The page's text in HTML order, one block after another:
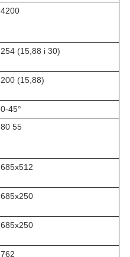
4200
254 (15,88 і 30)
200 (15,88)
0-45°
80 55
685х512
685х250
685х250
762